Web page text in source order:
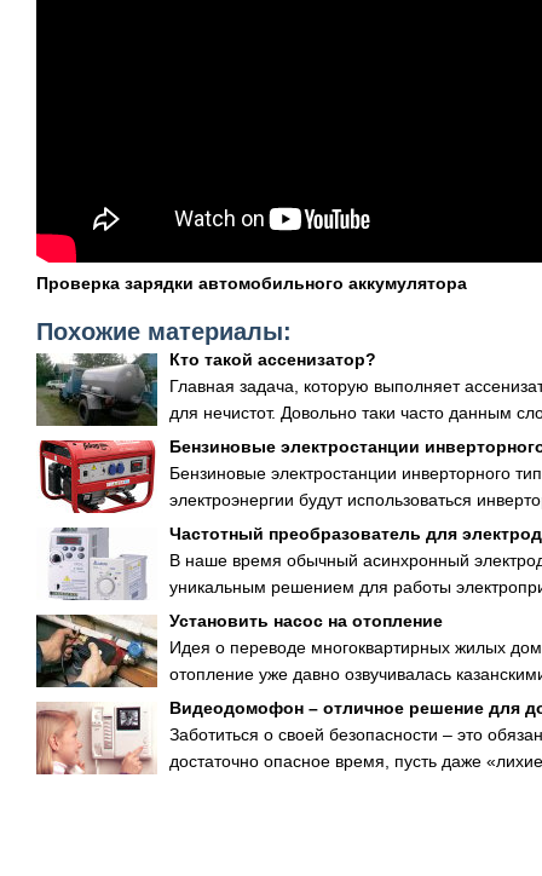
Проверка зарядки автомобильного аккумулятора
Похожие материалы:
Кто такой ассенизатор?
Главная задача, которую выполняет
для нечистот. Довольно таки часто данным
Бензиновые электростанции
Бензиновые электростанции инверторного
электроэнергии будут использоваться
Частотный преобразователь для
В наше время обычный асинхронный
уникальным решением для работы
Установить насос на отопление
Идея о переводе многоквартирных жилых
отопление уже давно озвучивалась
Видеодомофон – отличное решение для
Заботиться о своей безопасности – это
достаточно опасное время, пусть даже